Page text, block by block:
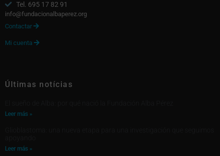
Tel. 695 17 82 91
info@fundacionalbaperez.org
Contactar 
Mi cuenta 
Últimas notícias
Leer más »
Leer más »